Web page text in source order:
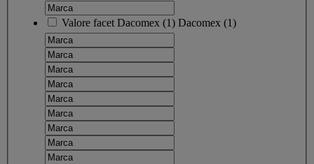
Valore facet Dacomex (1) Dacomex (1)